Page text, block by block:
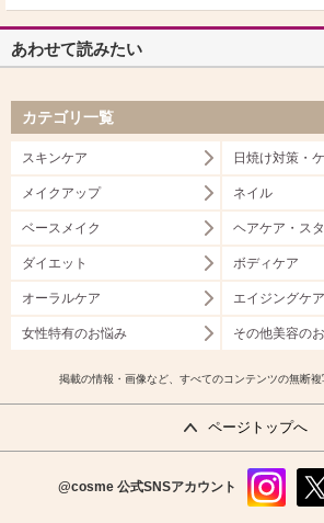
あわせて読みたい
カテゴリ一覧
スキンケア 日焼け対策・
メイクアップ ネイル
ベースメイク ヘアケア・ス
ダイエット ボディケア
オーラルケア エイジングケア
女性特有のお悩み その他美容の
掲載の情報・画像など、すべてのコンテンツの無断複
ページトップへ
@cosme 公式SNSアカウント